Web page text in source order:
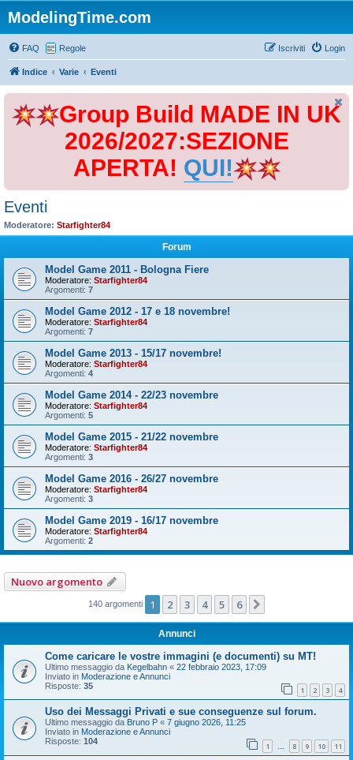
ModelingTime.com
FAQ Regole Login
Iscriviti
Indice Varie Eventi
Group Build MADE IN UK
2026/2027:SEZIONE
APERTA! QUI!
Eventi
Moderatore: Starfighter84
Forum
Model Game 2011 - Bologna Fiere
Moderatore: Starfighter84
Argomenti: 7
Model Game 2012 - 17 e 18 novembre!
Moderatore: Starfighter84
Argomenti: 7
Model Game 2013 - 15/17 novembre!
Moderatore: Starfighter84
Argomenti: 4
Model Game 2014 - 22/23 novembre
Moderatore: Starfighter84
Argomenti: 5
Model Game 2015 - 21/22 novembre
Moderatore: Starfighter84
Argomenti: 3
Model Game 2016 - 26/27 novembre
Moderatore: Starfighter84
Argomenti: 3
Model Game 2019 - 16/17 novembre
Moderatore: Starfighter84
Argomenti: 2
Nuovo argomento
140 argomenti 1 2 3 4 5 6
Annunci
Come caricare le vostre immagini (e documenti) su MT!
Ultimo messaggio da Kegelbahn « 22 febbraio 2023, 17:09
Inviato in Moderazione e Annunci
Risposte: 35 1 2 3 4
Uso dei Messaggi Privati e sue conseguenze sul forum.
Ultimo messaggio da Bruno P « 7 giugno 2026, 11:25
Inviato in Moderazione e Annunci
Risposte: 104 1 … 8 9 10 11